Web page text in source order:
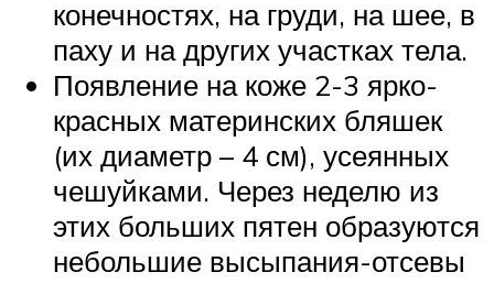
конечностях, на груди, на шее, в
паху и на других участках тела.
Появление на коже 2-3 ярко-
красных материнских бляшек
(их диаметр – 4 см), усеянных
чешуйками. Через неделю из
этих больших пятен образуются
небольшие высыпания-отсевы